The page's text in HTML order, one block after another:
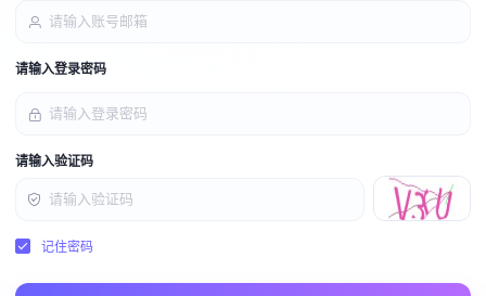
请输入登录密码
请输入验证码
记住密码